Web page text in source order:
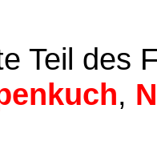
Teil des
,